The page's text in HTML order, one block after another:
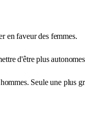
en faveur des femmes.
d'être plus
Seule une plus